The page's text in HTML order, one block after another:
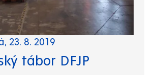
23. 8. 2019
tábor DFJP